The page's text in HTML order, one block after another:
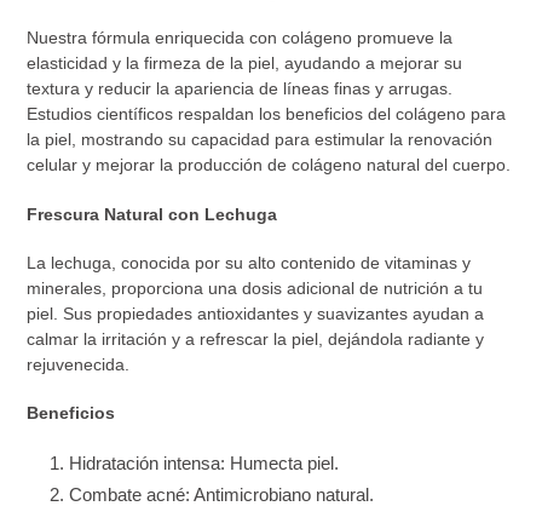
Nuestra fórmula enriquecida con colágeno promueve la
elasticidad y la firmeza de la piel, ayudando a mejorar su
textura y reducir la apariencia de líneas finas y arrugas.
Estudios científicos respaldan los beneficios del colágeno para
la piel, mostrando su capacidad para estimular la renovación
celular y mejorar la producción de colágeno natural del cuerpo.
Frescura Natural con Lechuga
La lechuga, conocida por su alto contenido de vitaminas y
minerales, proporciona una dosis adicional de nutrición a tu
piel. Sus propiedades antioxidantes y suavizantes ayudan a
calmar la irritación y a refrescar la piel, dejándola radiante y
rejuvenecida.
Beneficios
Hidratación intensa: Humecta piel.
Combate acné: Antimicrobiano natural.